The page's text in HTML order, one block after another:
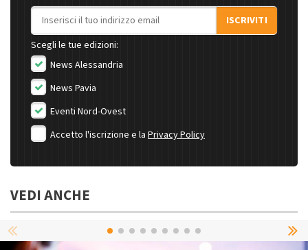
Indirizzo email
ISCRIVITI
Scegli le tue edizioni:
News Alessandria
News Pavia
Eventi Nord-Ovest
Accetto l'iscrizione e la Privacy Policy
VEDI ANCHE